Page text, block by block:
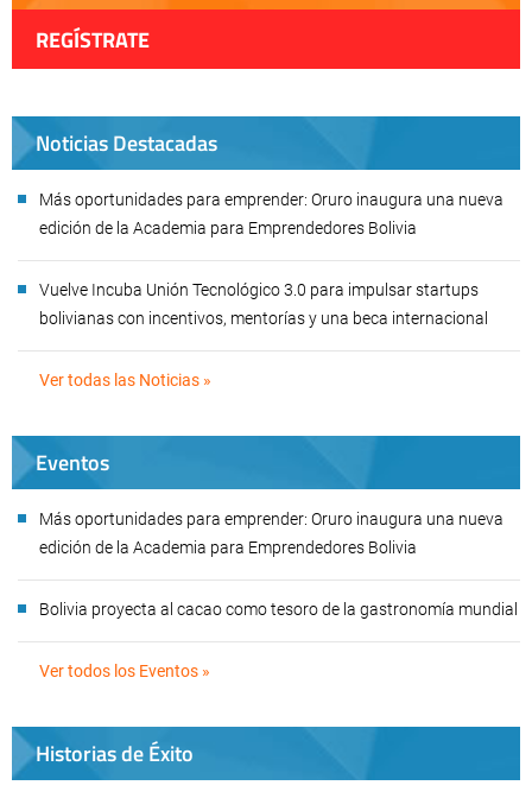
REGÍSTRATE
Noticias Destacadas
Más oportunidades para emprender: Oruro inaugura una nueva
edición de la Academia para Emprendedores Bolivia
Vuelve Incuba Unión Tecnológico 3.0 para impulsar startups
bolivianas con incentivos, mentorías y una beca internacional
Ver todas las Noticias »
Eventos
Más oportunidades para emprender: Oruro inaugura una nueva
edición de la Academia para Emprendedores Bolivia
Bolivia proyecta al cacao como tesoro de la gastronomía mundial
Ver todos los Eventos »
Historias de Éxito